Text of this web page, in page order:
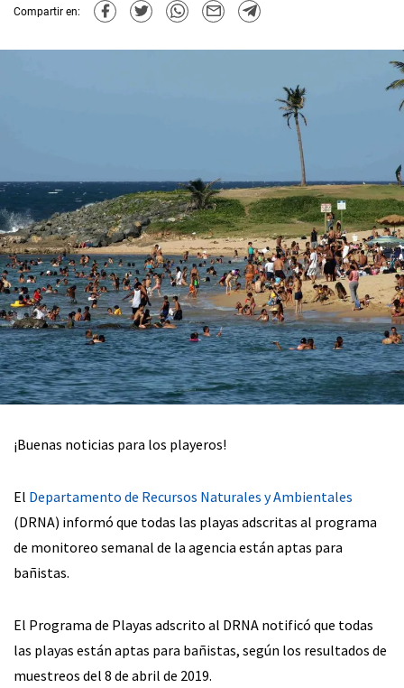
Compartir en:
¡Buenas noticias para los playeros!
El Departamento de Recursos Naturales y Ambientales
(DRNA) informó que todas las playas adscritas al programa
de monitoreo semanal de la agencia están aptas para
bañistas.
El Programa de Playas adscrito al DRNA notificó que todas
las playas están aptas para bañistas, según los resultados de
muestreos del 8 de abril de 2019.